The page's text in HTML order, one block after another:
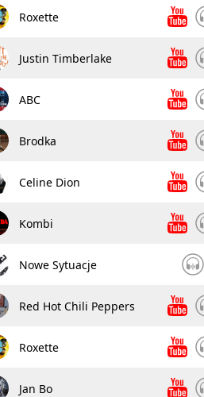
Roxette
Justin Timberlake
ABC
Brodka
Celine Dion
Kombi
Nowe Sytuacje
Red Hot Chili Peppers
Roxette
Jan Bo